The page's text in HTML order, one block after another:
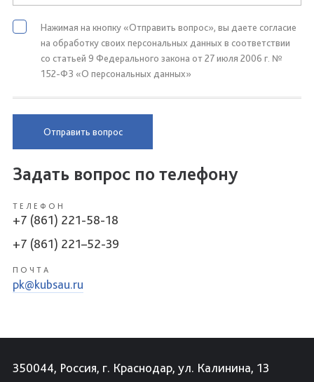
Нажимая на кнопку «Отправить вопрос», вы даете согласие
на обработку своих персональных данных в соответствии
со статьей 9 Федерального закона от 27 июля 2006 г. №
152-ФЗ «О персональных данных»
Отправить вопрос
Задать вопрос по телефону
ТЕЛЕФОН
+7 (861) 221-58-18
+7 (861) 221–52-39
ПОЧТА
pk@kubsau.ru
350044, Россия, г. Краснодар, ул. Калинина, 13